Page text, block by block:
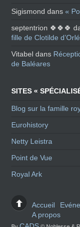
Sigismond dans«
septentrion 🍀🍀🍀
fille de Clotilde
Vitabel dans
de Baléares
SITES «
Blog sur la famille
Eurohistory
Netty Leistra
Point de Vue
Royal Ark
Accueil
A propos